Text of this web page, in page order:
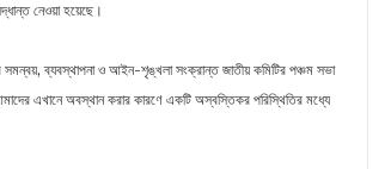
নেওয়া হয়েছে।
সমন্বয়, ব্যবস্থাপনা ও আইন-শৃঙ্খলা সংক্রান্ত জাতীয় কমিটির পঞ্চম সভা
আমাদের এখানে অবস্থান করার কারণে একটি অস্বস্তিকর পরিস্থিতির মধ্যে